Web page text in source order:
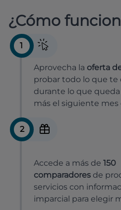
¿Cómo
1
Aprovecha la oferta
probar todo lo que te
durante lo que
más el siguiente
2
Accede a más de 150
comparadores de
servicios con
imparcial para elegir